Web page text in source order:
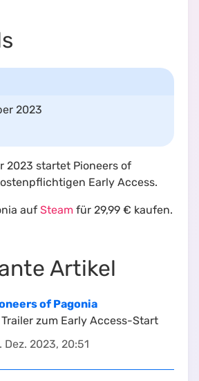
2023
2023 startet Pioneers of
Early Access.
auf Steam für 29,99 € kaufen.
Artikel
of Pagonia
Trailer zum Early Access-Start
Dez. 2023, 20:51